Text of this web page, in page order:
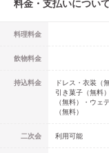
料金・支払いについて
料理料金
飲物料金
持込料金
ドレス・衣装（
引き菓子（無料
（無料）・ウ
（無料）
二次会 利用可能